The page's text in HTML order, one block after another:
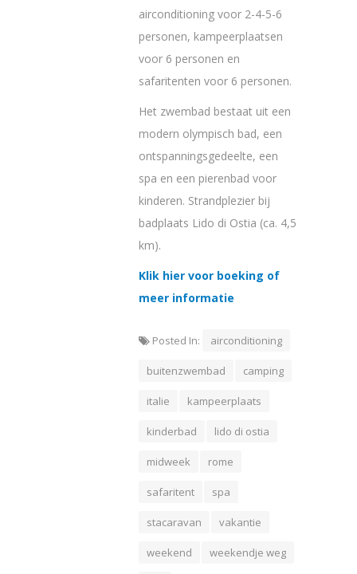
airconditioning voor 2-4-5-6
personen, kampeerplaatsen
voor 6 personen en
safaritenten voor 6 personen.
Het zwembad bestaat uit een
modern olympisch bad, een
ontspanningsgedeelte, een
spa en een pierenbad voor
kinderen. Strandplezier bij
badplaats Lido di Ostia (ca. 4,5
km).
Klik hier voor boeking of
meer informatie
Posted In: airconditioning
buitenzwembad camping
italie kampeerplaats
kinderbad lido di ostia
midweek rome
safaritent spa
stacaravan vakantie
weekend weekendje weg